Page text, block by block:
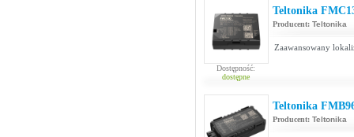
Dostępność:
dostępne
Teltonika
Producent: Teltonika
Zaawansowany
Teltonika
Producent: Teltonika